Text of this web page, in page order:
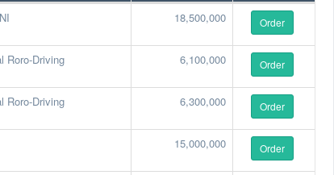
18,500,000 Order
Roro-Driving 6,100,000 Order
Roro-Driving 6,300,000 Order
15,000,000 Order